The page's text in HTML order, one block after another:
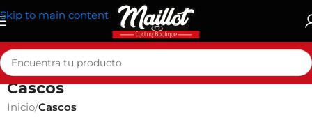
Skip to main content
Cascos
Inicio/Cascos